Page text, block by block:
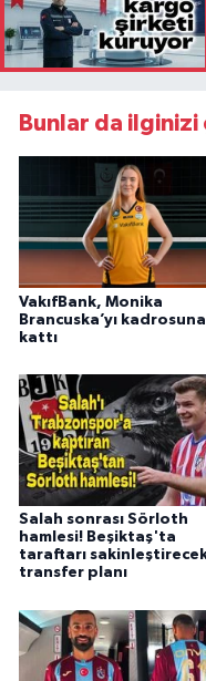
Bunlar da
VakıfBank, Monika
Brancuska’yı kadrosuna
kattı
Salah sonrası Sörloth
hamlesi! Beşiktaş'ta
taraftarı
transfer planı